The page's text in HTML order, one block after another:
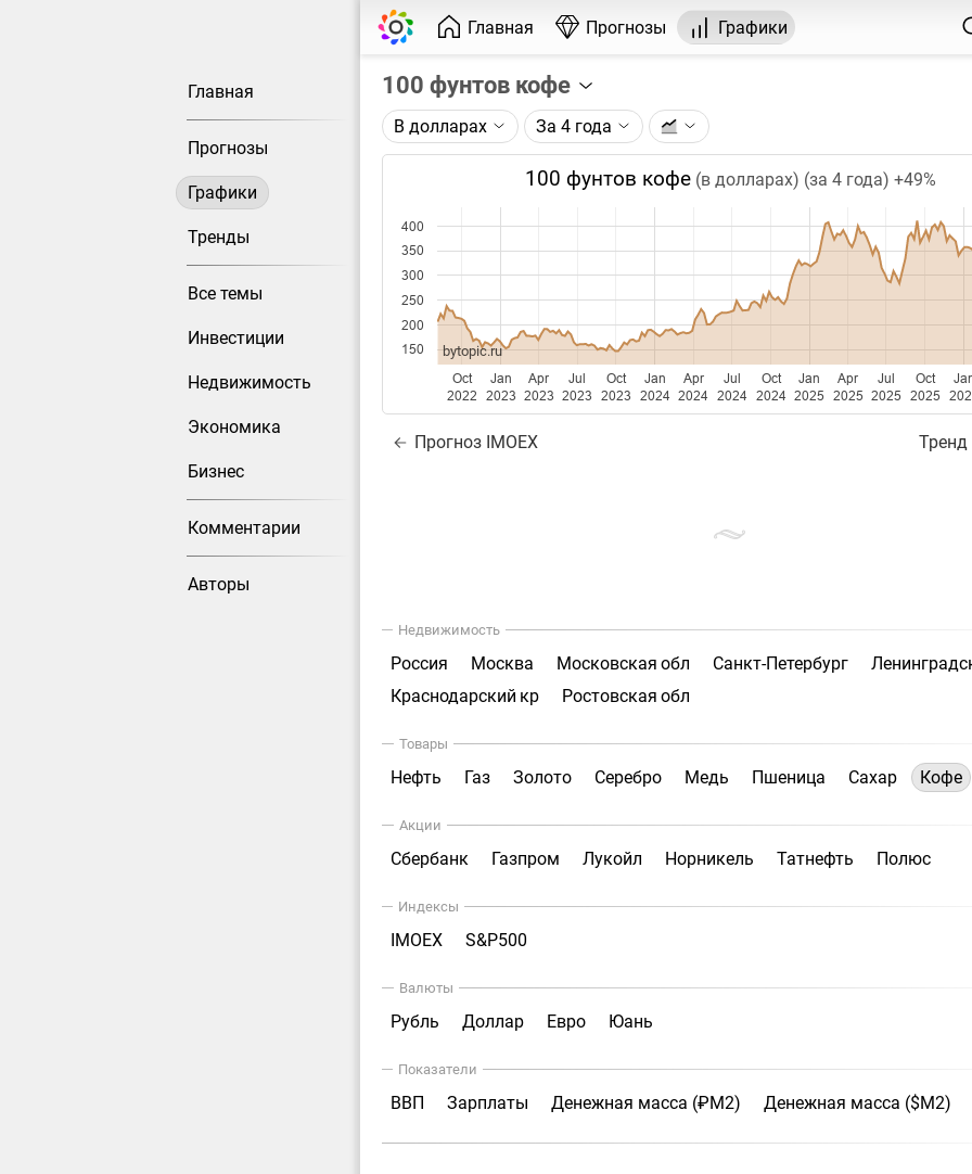
Главная Прогнозы Графики
Главная
Прогнозы
Графики
Тренды
Все темы
Инвестиции
Недвижимость
Экономика
Бизнес
Комментарии
Авторы
100 фунтов кофе
Описание графика:
Цена фьючерса на кофе, торгуемого на ICE.
Каждая точка на графике - цена закрытия дня, недели или месяца.
Оптимальный таймфрейм (день, неделя, месяц) подбирается
при изменении глубины графика.
Данные добавляются ежедневно.
В долларах За 4 года
100 фунтов кофе (в долларах) (за 4 года) +49%
Jan
2023
Jan
2024
Jan
2025
Oct
2022
Apr
2023
Jul
2023
Oct
2023
Apr
2024
Jul
2024
Oct
2024
Apr
2025
Jul
2025
Oct
2025
150
200
250
300
350
400
bytopic.ru
Прогноз IMOEX Тренд
Недвижимость
Россия Москва Московская обл Санкт-Петербург
Краснодарский кр
Ростовская обл
Товары
Нефть Газ Золото Серебро Медь Пшеница Сахар Кофе
Акции
Сбербанк Газпром Лукойл Норникель Татнефть Полюс
Индексы
IMOEX S&P500
Валюты
Рубль Доллар Евро Юань
Показатели
ВВП Зарплаты Денежная масса (₽М2) Денежная масса ($М2)